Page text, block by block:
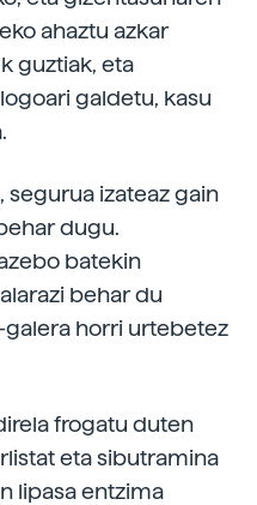
ahaztu azkar
guztiak, eta
galdetu, kasu
segurua izateaz gain
dugu.
batekin
behar du
galera horri urtebetez
frogatu duten
eta sibutramina
lipasa entzima